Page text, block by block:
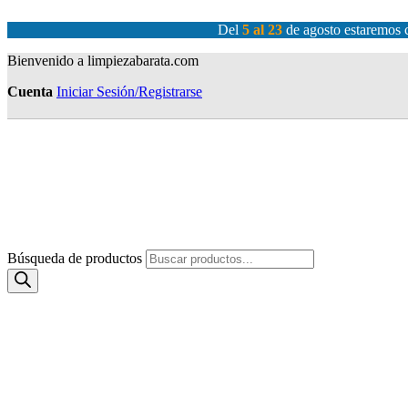
Del 5 al 23 de agosto
Bienvenido a limpiezabarata.com
Cuenta Iniciar Sesión/Registrarse
Búsqueda de productos